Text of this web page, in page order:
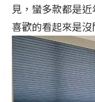
見，蠻多款都是
喜歡的看起來是